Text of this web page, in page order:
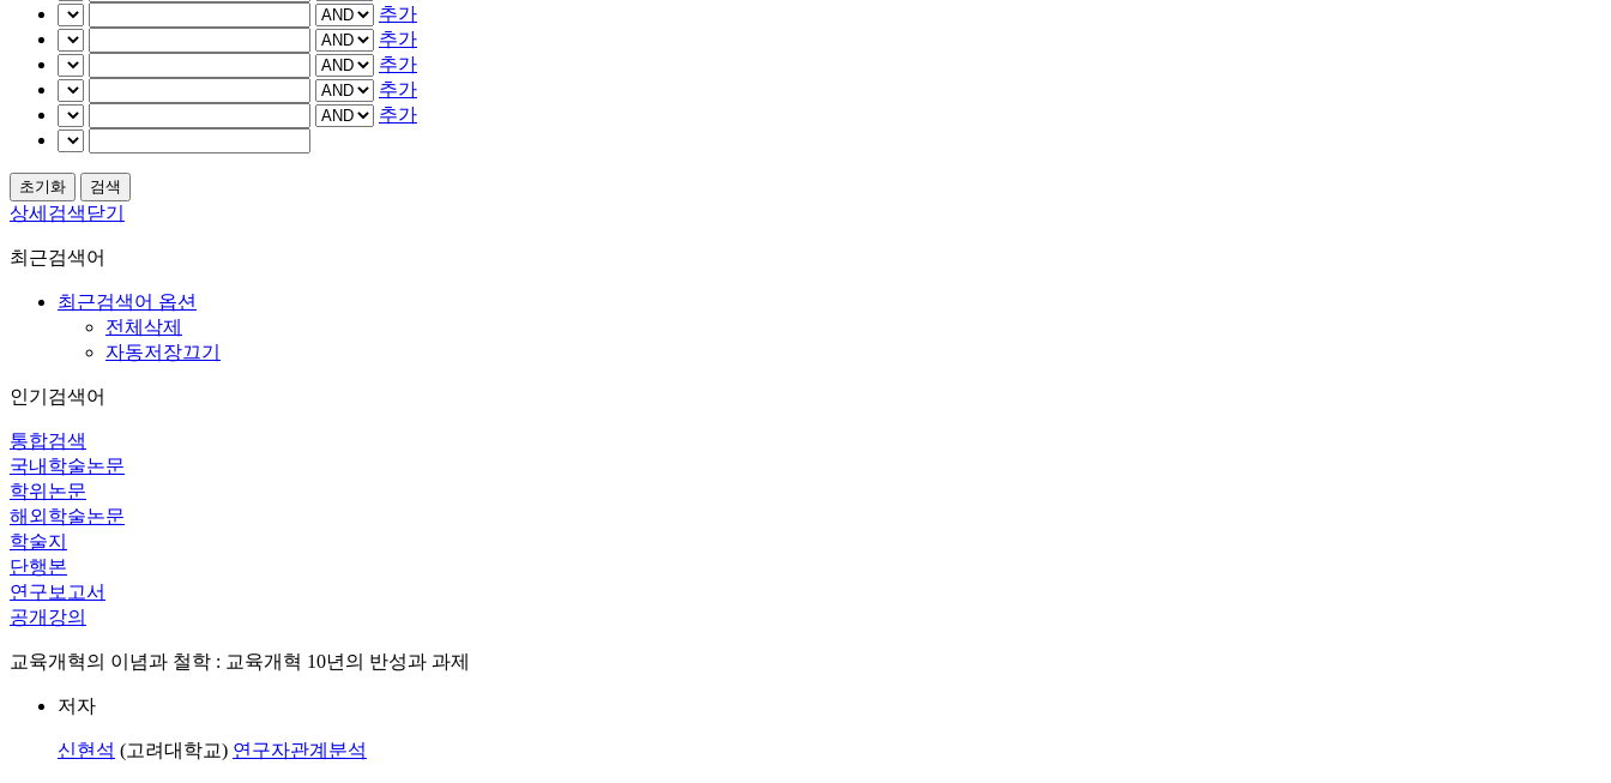
추가
추가
추가
추가
추가
상세검색닫기
최근검색어
최근검색어 옵션
전체삭제
자동저장끄기
인기검색어
통합검색
국내학술논문
학위논문
해외학술논문
학술지
단행본
연구보고서
공개강의
교육개혁의 이념과 철학 : 교육개혁 10년의 반성과 과제
저자
신현석 (고려대학교) 연구자관계분석